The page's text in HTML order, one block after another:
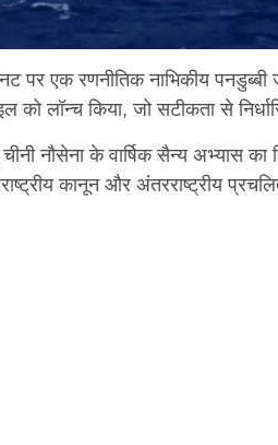
पर एक रणनीतिक नाभिकीय
को लॉन्च किया, जो सटीकता से
नौसेना के वार्षिक सैन्य अभ्यास
कानून और अंतरराष्ट्रीय